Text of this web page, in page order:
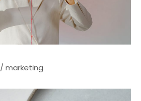
/ marketing